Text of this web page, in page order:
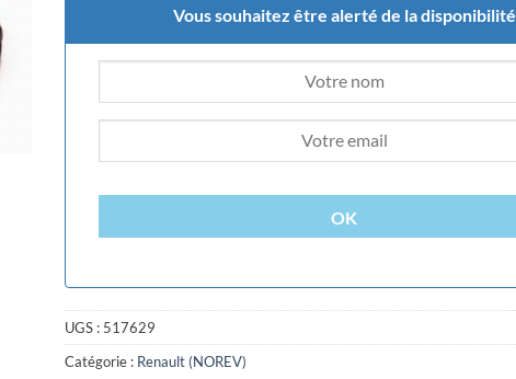
Vous souhaitez être alerté de la disponibilité
OK
UGS : 517629
Catégorie : Renault (NOREV)